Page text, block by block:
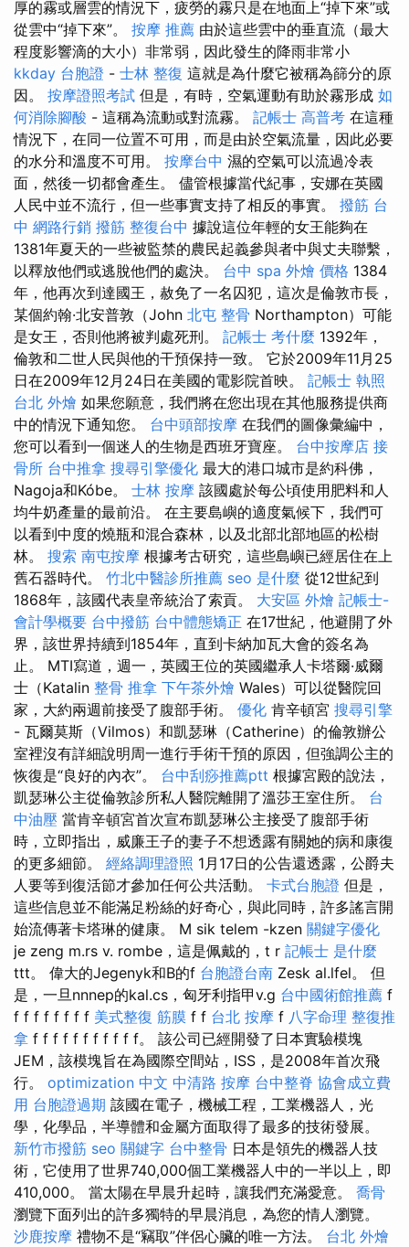
厚的霧或層雲的情況下，疲勞的霧只是在地面上“掉下來”或
從雲中“掉下來”。 按摩 推薦 由於這些雲中的垂直流（最大
程度影響滴的大小）非常弱，因此發生的降雨非常小
kkday 台胞證 - 士林 整復 這就是為什麼它被稱為篩分的原
因。 按摩證照考試 但是，有時，空氣運動有助於霧形成 如
何消除腳酸 - 這稱為流動或對流霧。 記帳士 高普考 在這種
情況下，在同一位置不可用，而是由於空氣流量，因此必要
的水分和溫度不可用。 按摩台中 濕的空氣可以流過冷表
面，然後一切都會產生。 儘管根據當代紀事，安娜在英國
人民中並不流行，但一些事實支持了相反的事實。 撥筋 台
中 網路行銷 撥筋 整復台中 據說這位年輕的女王能夠在
1381年夏天的一些被監禁的農民起義參與者中與丈夫聯繫，
以釋放他們或逃脫他們的處決。 台中 spa 外燴 價格 1384
年，他再次到達國王，赦免了一名囚犯，這次是倫敦市長，
某個約翰·北安普敦（John 北屯 整骨 Northampton）可能
是女王，否則他將被判處死刑。 記帳士 考什麼 1392年，
倫敦和二世人民與他的干預保持一致。 它於2009年11月25
日在2009年12月24日在美國的電影院首映。 記帳士 執照
台北 外燴 如果您願意，我們將在您出現在其他服務提供商
中的情況下通知您。 台中頭部按摩 在我們的圖像彙編中，
您可以看到一個迷人的生物是西班牙寶座。 台中按摩店 接
骨所 台中推拿 搜尋引擎優化 最大的港口城市是約科佛，
Nagoja和Kóbe。 士林 按摩 該國處於每公頃使用肥料和人
均牛奶產量的最前沿。 在主要島嶼的適度氣候下，我們可
以看到中度的燒瓶和混合森林，以及北部北部地區的松樹
林。 搜索 南屯按摩 根據考古研究，這些島嶼已經居住在上
舊石器時代。 竹北中醫診所推薦 seo 是什麼 從12世紀到
1868年，該國代表皇帝統治了索貢。 大安區 外燴 記帳士-
會計學概要 台中撥筋 台中體態矯正 在17世紀，他避開了外
界，該世界持續到1854年，直到卡納加瓦大會的簽名為
止。 MTI寫道，週一，英國王位的英國繼承人卡塔爾·威爾
士（Katalin 整骨 推拿 下午茶外燴 Wales）可以從醫院回
家，大約兩週前接受了腹部手術。 優化 肯辛頓宮 搜尋引擎
- 瓦爾莫斯（Vilmos）和凱瑟琳（Catherine）的倫敦辦公
室裡沒有詳細說明周一進行手術干預的原因，但強調公主的
恢復是“良好的內衣”。 台中刮痧推薦ptt 根據宮殿的說法，
凱瑟琳公主從倫敦診所私人醫院離開了溫莎王室住所。 台
中油壓 當肯辛頓宮首次宣布凱瑟琳公主接受了腹部手術
時，立即指出，威廉王子的妻子不想透露有關她的病和康復
的更多細節。 經絡調理證照 1月17日的公告還透露，公爵夫
人要等到復活節才參加任何公共活動。 卡式台胞證 但是，
這些信息並不能滿足粉絲的好奇心，與此同時，許多謠言開
始流傳著卡塔琳的健康。 M sik telem -kzen 關鍵字優化
je zeng m.rs v. rombe，這是佩戴的，t r 記帳士 是什麼
ttt。 偉大的Jegenyk和B的f 台胞證台南 Zesk al.lfel。 但
是，一旦nnnep的kal.cs，匈牙利指甲v.g 台中國術館推薦 f
f f f f f f f f 美式整復 筋膜 f f 台北 按摩 f 八字命理 整復推
拿 f f f f f f f f f f f。 該公司已經開發了日本實驗模塊
JEM，該模塊旨在為國際空間站，ISS，是2008年首次飛
行。 optimization 中文 中清路 按摩 台中整脊 協會成立費
用 台胞證過期 該國在電子，機械工程，工業機器人，光
學，化學品，半導體和金屬方面取得了最多的技術發展。
新竹市撥筋 seo 關鍵字 台中整骨 日本是領先的機器人技
術，它使用了世界740,000個工業機器人中的一半以上，即
410,000。 當太陽在早晨升起時，讓我們充滿愛意。 喬骨
瀏覽下面列出的許多獨特的早晨消息，為您的情人瀏覽。
沙鹿按摩 禮物不是“竊取”伴侶心臟的唯一方法。 台北 外燴